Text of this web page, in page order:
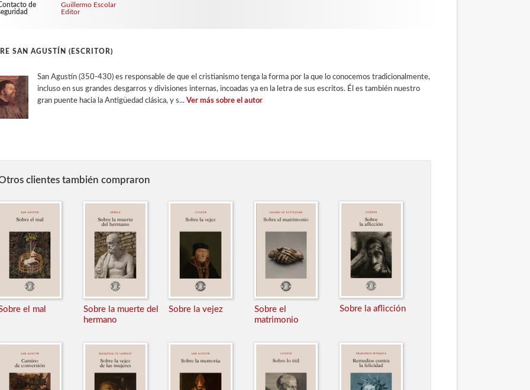
de
Guillermo Escolar
Editor
SAN AGUSTÍN (ESCRITOR)
San Agustín (350-430) es responsable de que el cristianismo tenga la forma por la que lo conocemos tradicionalmente,
incluso en sus grandes desgarros y divisiones internas, incoadas ya en la letra de sus escritos. Él es también nuestro
gran puente hacia la Antigüedad clásica, y s... Ver más sobre el autor
clientes también compraron
el mal
Sobre la muerte del
hermano
Sobre la vejez
Sobre el
matrimonio
Sobre la aflicción